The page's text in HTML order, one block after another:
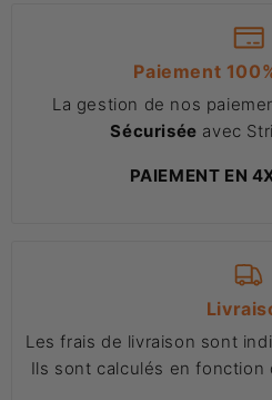
Paiement
La gestion de nos
Sécurisée avec
PAIEMENT EN
Les frais de livraison sont
Ils sont calculés en fonction